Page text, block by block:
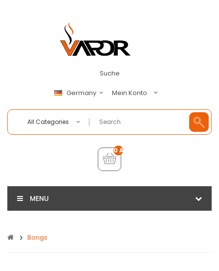
Suche
Germany Mein Konto
All Categories
0 Artikel - €0,00
MENU
Bongs